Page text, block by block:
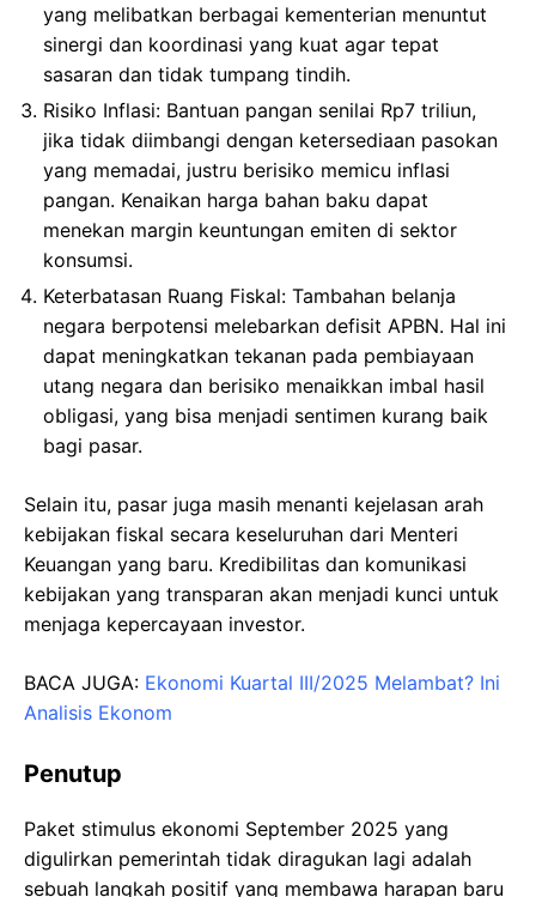
yang melibatkan berbagai kementerian menuntut
sinergi dan koordinasi yang kuat agar tepat
sasaran dan tidak tumpang tindih.
Risiko Inflasi: Bantuan pangan senilai Rp7 triliun,
jika tidak diimbangi dengan ketersediaan pasokan
yang memadai, justru berisiko memicu inflasi
pangan. Kenaikan harga bahan baku dapat
menekan margin keuntungan emiten di sektor
konsumsi.
Keterbatasan Ruang Fiskal: Tambahan belanja
negara berpotensi melebarkan defisit APBN. Hal ini
dapat meningkatkan tekanan pada pembiayaan
utang negara dan berisiko menaikkan imbal hasil
obligasi, yang bisa menjadi sentimen kurang baik
bagi pasar.
Selain itu, pasar juga masih menanti kejelasan arah
kebijakan fiskal secara keseluruhan dari Menteri
Keuangan yang baru. Kredibilitas dan komunikasi
kebijakan yang transparan akan menjadi kunci untuk
menjaga kepercayaan investor.
BACA JUGA: Ekonomi Kuartal III/2025 Melambat? Ini
Analisis Ekonom
Penutup
Paket stimulus ekonomi September 2025 yang
digulirkan pemerintah tidak diragukan lagi adalah
sebuah langkah positif yang membawa harapan baru